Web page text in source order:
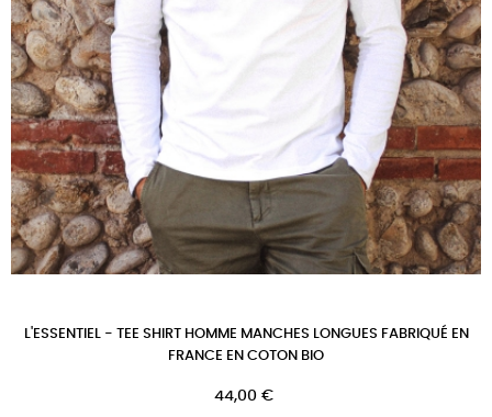
L'ESSENTIEL - TEE SHIRT HOMME MANCHES LONGUES FABRIQUÉ EN
FRANCE EN COTON BIO
Prix
44,00 €